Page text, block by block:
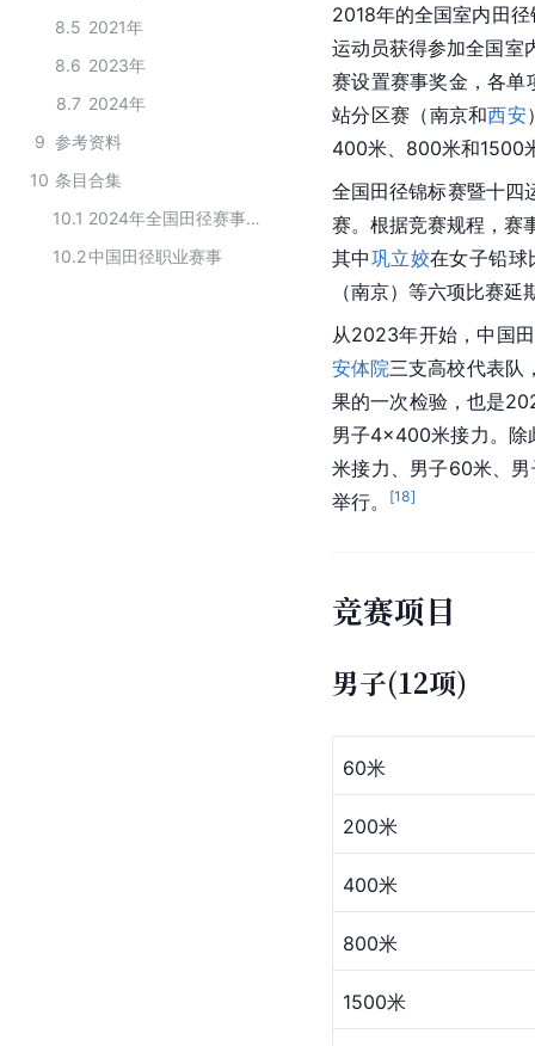
8.5 2021年
8.6 2023年
8.7 2024年
9 参考资料
10 条目合集
10.1
2024年全国田径赛事计划（专业成年赛事）全国Ⅰ级赛事
10.2中国田径职业赛事
2018年的全国室内田
运动员获得参加全国室
赛设置赛事奖金，各
站分区赛（南京和西安
400米、800米和1500
全国田径锦标赛暨十
赛。根据竞赛规程，赛
其中巩立姣在女子铅
（南京）等六项比赛延
从2023年开始，中国
安体院三支高校代表队
果的一次检验，也是
男子4×400米接力。除
米接力、男子60米、
举行。
[18]
竞赛项目
男子(12项)
60米
200米
400米
800米
1500米